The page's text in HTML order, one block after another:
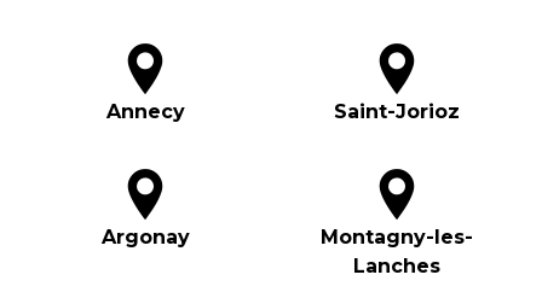
Annecy Saint-Jorioz
Argonay
Montagny-les-
Lanches